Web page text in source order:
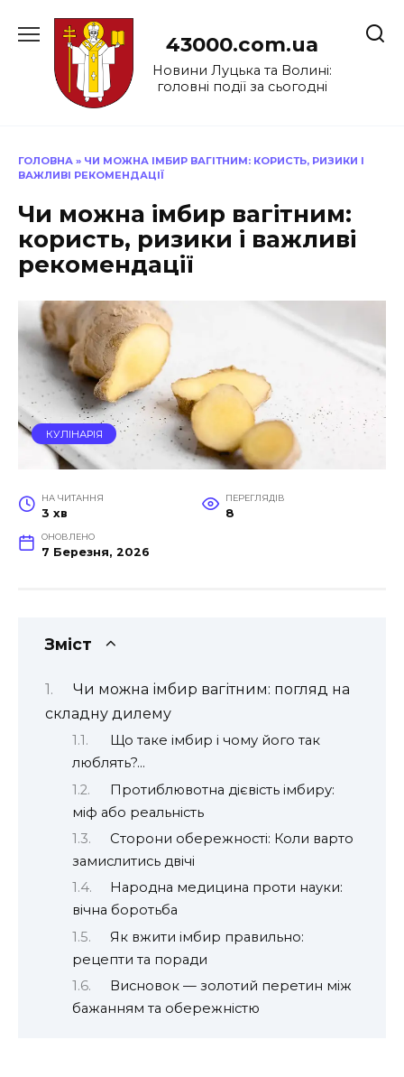
до
43000.com.ua
Новини Луцька та Волині:
головні події за сьогодні
ГОЛОВНА » ЧИ МОЖНА ІМБИР ВАГІТНИМ: КОРИСТЬ, РИЗИКИ І
ВАЖЛИВІ РЕКОМЕНДАЦІЇ
Чи можна імбир вагітним:
користь, ризики і важливі
рекомендації
КУЛІНАРІЯ
НА ЧИТАННЯ
3 хв
ПЕРЕГЛЯДІВ
8
ОНОВЛЕНО
7 Березня, 2026
Зміст
Чи можна імбир вагітним: погляд на
складну дилему
Що таке імбир і чому його так
люблять?…
Протиблювотна дієвість імбиру:
міф або реальність
Сторони обережності: Коли варто
замислитись двічі
Народна медицина проти науки:
вічна боротьба
Як вжити імбир правильно:
рецепти та поради
Висновок — золотий перетин між
бажанням та обережністю